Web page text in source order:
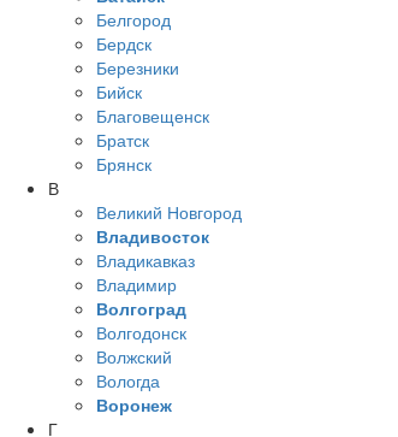
Белгород
Бердск
Березники
Бийск
Благовещенск
Братск
Брянск
В
Великий Новгород
Владивосток
Владикавказ
Владимир
Волгоград
Волгодонск
Волжский
Вологда
Воронеж
Г